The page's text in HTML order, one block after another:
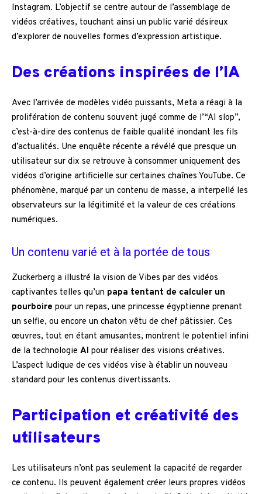
Instagram. L’objectif se centre autour de l’assemblage de
vidéos créatives, touchant ainsi un public varié désireux
d’explorer de nouvelles formes d’expression artistique.
Des créations inspirées de l’IA
Avec l’arrivée de modèles vidéo puissants, Meta a réagi à la
prolifération de contenu souvent jugé comme de l’“AI slop”,
c’est-à-dire des contenus de faible qualité inondant les fils
d’actualités. Une enquête récente a révélé que presque un
utilisateur sur dix se retrouve à consommer uniquement des
vidéos d’origine artificielle sur certaines chaînes YouTube. Ce
phénomène, marqué par un contenu de masse, a interpellé les
observateurs sur la légitimité et la valeur de ces créations
numériques.
Un contenu varié et à la portée de tous
Zuckerberg a illustré la vision de Vibes par des vidéos
captivantes telles qu’un papa tentant de calculer un
pourboire pour un repas, une princesse égyptienne prenant
un selfie, ou encore un chaton vêtu de chef pâtissier. Ces
œuvres, tout en étant amusantes, montrent le potentiel infini
de la technologie AI pour réaliser des visions créatives.
L’aspect ludique de ces vidéos vise à établir un nouveau
standard pour les contenus divertissants.
Participation et créativité des
utilisateurs
Les utilisateurs n’ont pas seulement la capacité de regarder
ce contenu. Ils peuvent également créer leurs propres vidéos